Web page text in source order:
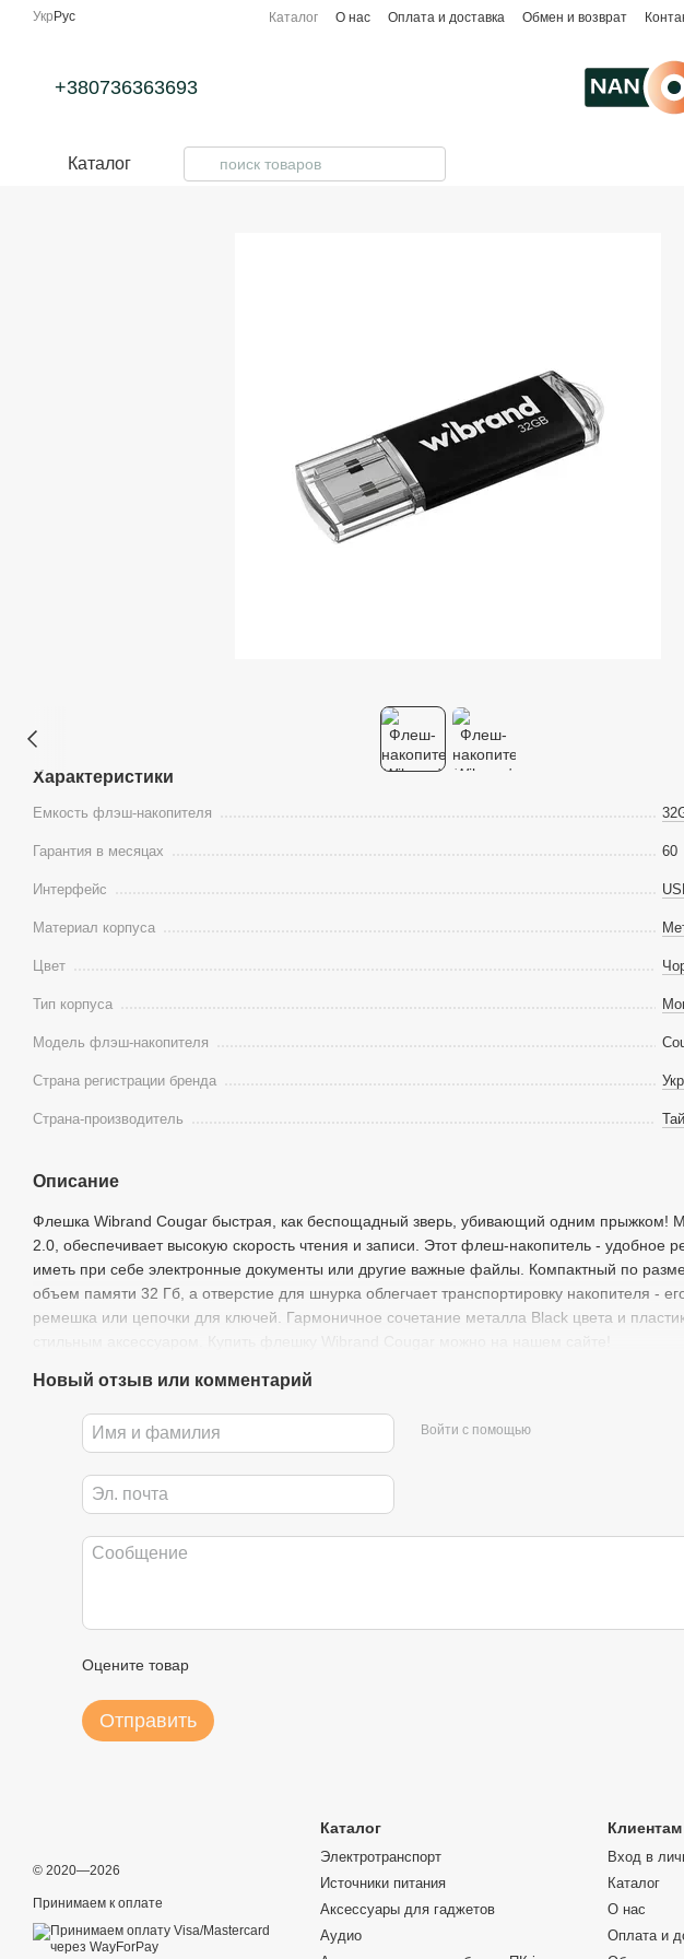
Перейти к основному контенту
Укр Рус Каталог О нас Оплата и доставка Обмен и возврат
+380736363693
Каталог
Характеристики
Емкость флэш-накопителя
Гарантия в месяцах 60
Интерфейс
Материал корпуса
Цвет
Тип корпуса
Модель флэш-накопителя
Страна регистрации бренда
Страна-производитель
Описание
Флешка Wibrand Cougar быстрая, как беспощадный зверь, убивающий одним прыжком!
2.0, обеспечивает высокую скорость чтения и записи. Этот флеш-накопитель - удобное
иметь при себе электронные документы или другие важные файлы. Компактный по
объем памяти 32 Гб, а отверстие для шнурка облегчает транспортировку накопителя -
ремешка или цепочки для ключей. Гармоничное сочетание металла Black цвета и
Новый отзыв или комментарий
Войти с помощью
Оцените товар
Отправить
© 2020—2026
Принимаем к оплате
Каталог
Электротранспорт
Источники питания
Аксессуары для гаджетов
Аудио
Клиентам
Вход в
Каталог
О нас
Оплата и